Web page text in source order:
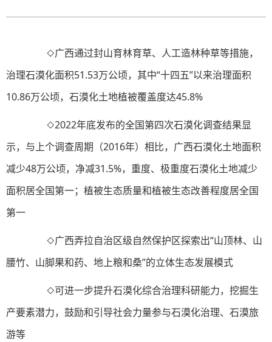
◇广西通过封山育林育草、人工造林种草等措施，
治理石漠化面积51.53万公顷，其中“十四五”以来治理面积
10.86万公顷，石漠化土地植被覆盖度达45.8%
◇2022年底发布的全国第四次石漠化调查结果显
示，与上个调查周期（2016年）相比，广西石漠化土地面积
减少48万公顷，净减31.5%，重度、极重度石漠化土地减少
面积居全国第一；植被生态质量和植被生态改善程度居全国
第一
◇广西弄拉自治区级自然保护区探索出“山顶林、山
腰竹、山脚果和药、地上粮和桑”的立体生态发展模式
◇可进一步提升石漠化综合治理科研能力，挖掘生
产要素潜力，鼓励和引导社会力量参与石漠化治理、石漠旅
游等